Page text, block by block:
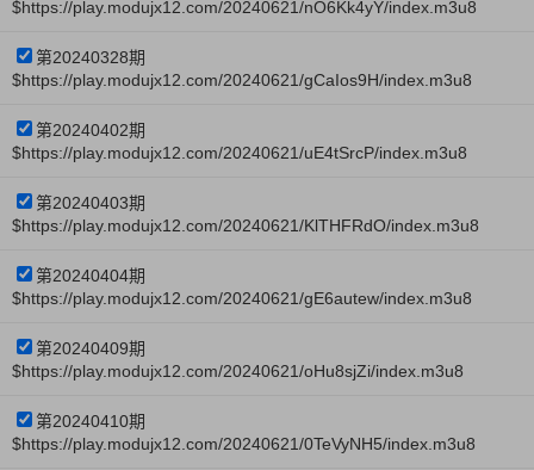
$https://play.modujx12.com/20240621/nO6Kk4yY/index.m3u8
第20240328期
$https://play.modujx12.com/20240621/gCaIos9H/index.m3u8
第20240402期
$https://play.modujx12.com/20240621/uE4tSrcP/index.m3u8
第20240403期
$https://play.modujx12.com/20240621/KlTHFRdO/index.m3u8
第20240404期
$https://play.modujx12.com/20240621/gE6autew/index.m3u8
第20240409期
$https://play.modujx12.com/20240621/oHu8sjZi/index.m3u8
第20240410期
$https://play.modujx12.com/20240621/0TeVyNH5/index.m3u8